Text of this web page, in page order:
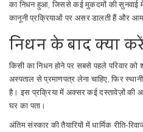
का निधन हुआ, जिससे कई मुकदमों की सुनवाई
कानूनी प्रक्रियाओं पर असर डालती हैं और आम
निधन के बाद क्या
किसी का निधन होने पर सबसे पहले परिवार
अस्पताल से प्रमाणपत्र लेना चाहिए, फिर
है। इस प्रक्रिया में अक्सर कई दस्तावेज़ों की
घर का पता।
अंतिम संस्कार की तैयारियों में धार्मिक